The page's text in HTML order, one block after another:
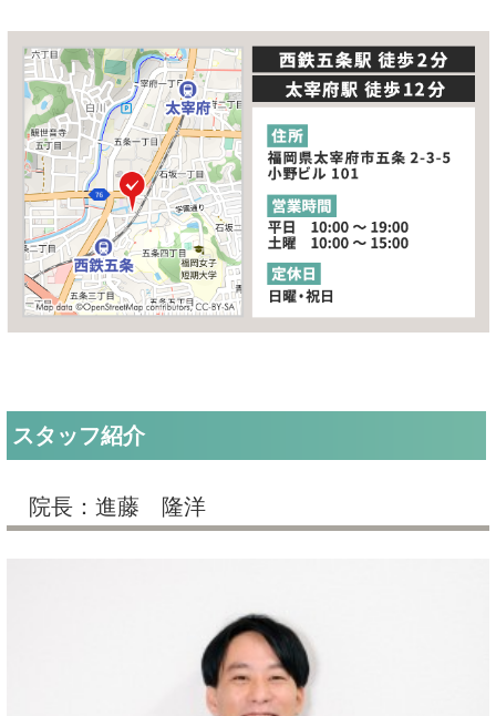
スタッフ紹介
院長：進藤 隆洋